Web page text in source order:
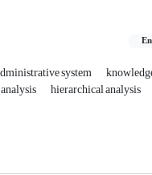
system
hierarchical analysis